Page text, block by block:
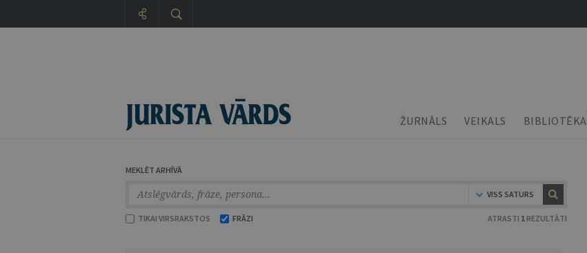
ŽURNĀLS VEIKALS BIBLIOTĒKA
MEKLĒT ARHĪVĀ
VISS SATURS
TIKAI VIRSRAKSTOS FRĀZI ATRASTI 1 REZULTĀTI